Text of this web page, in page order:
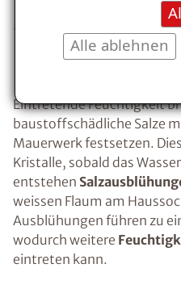
Alle ablehnen
Haussockel
Eintretende Feuchtigkeit
baustoffschädliche Salze
Mauerwerk festsetzen.
Kristalle, sobald das
entstehen
weissen Flaum am
Ausblühungen führen zu
wodurch weitere
eintreten kann.